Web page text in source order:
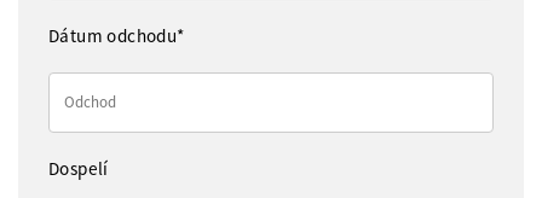
Dátum odchodu*
Dospelí